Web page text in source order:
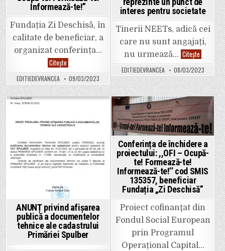
funciară
din
intravilanul
comunei
Bârsești,
județul
Vrancea”
cod
C10-
I4-
514
Informează-te!”
Fundația Zi Deschisă, în
calitate de beneficiar, a
organizat conferința…
CiteșteFundația
„Zi
Deschisă”
a
finalizat
proiectul
„OFI
te!
Formează-
Informează-
te!”
EDITIEDEVRANCEA 09/03/2023
interes pentru societate
Tinerii NEETs, adică cei
care nu sunt angajați,
nu urmează… Citește
ce
tinerilor
NEETs
trebuie
să
un
punct
de
interes
pentru
societate
EDITIEDEVRANCEA 08/03/2023
ANUNȚ privind afișarea
publică a documentelor
tehnice ale cadastrului
Primăriei Spulber
Posted
in
Conferința de închidere a
proiectului: ,,OFI – Ocupă-
te! Formează-te!
Informează-te!’’ cod SMIS
135357, beneficiar
Fundația „Zi Deschisă”
Proiect cofinanţat din
Fondul Social European
prin Programul
Operațional Capital…